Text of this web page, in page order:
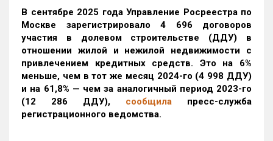
В сентябре 2025 года Управление Росреестра по
Москве зарегистрировало 4 696 договоров
участия в долевом строительстве (ДДУ) в
отношении жилой и нежилой недвижимости с
привлечением кредитных средств. Это на 6%
меньше, чем в тот же месяц 2024-го (4 998 ДДУ)
и на 61,8% — чем за аналогичный период 2023-го
(12 286 ДДУ), сообщила пресс-служба
регистрационного ведомства.